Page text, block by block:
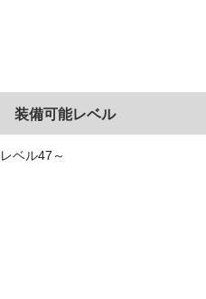
装備可能レベル
レベル47～